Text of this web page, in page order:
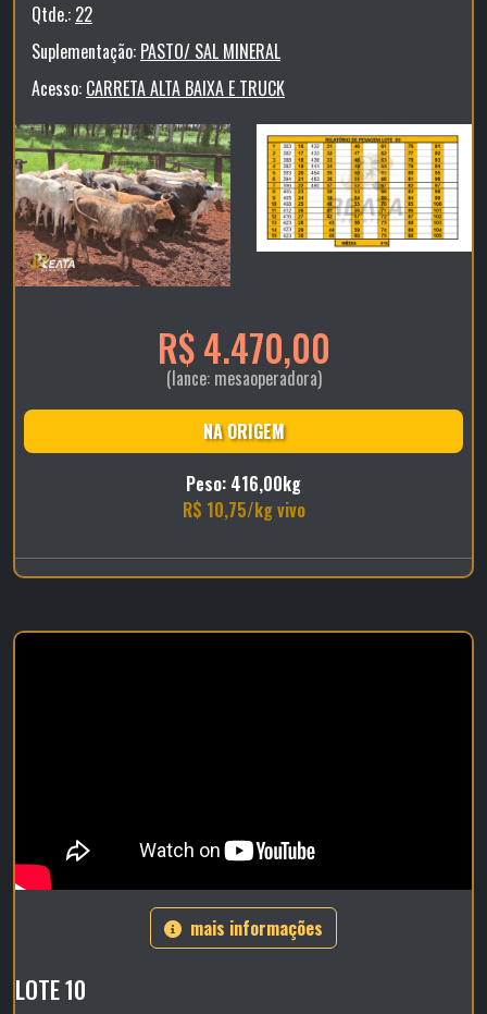
Qtde.: 22
Suplementação: PASTO/ SAL MINERAL
Acesso: CARRETA ALTA BAIXA E TRUCK
R$ 4.470,00
(lance: mesaoperadora)
NA ORIGEM
Peso: 416,00kg
R$ 10,75/kg vivo
mais informações
LOTE 10